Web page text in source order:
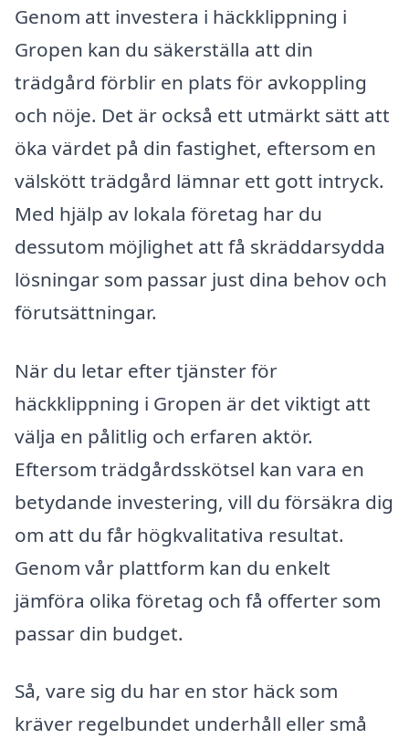
Genom att investera i häckklippning i
Gropen kan du säkerställa att din
trädgård förblir en plats för avkoppling
och nöje. Det är också ett utmärkt sätt att
öka värdet på din fastighet, eftersom en
välskött trädgård lämnar ett gott intryck.
Med hjälp av lokala företag har du
dessutom möjlighet att få skräddarsydda
lösningar som passar just dina behov och
förutsättningar.
När du letar efter tjänster för
häckklippning i Gropen är det viktigt att
välja en pålitlig och erfaren aktör.
Eftersom trädgårdsskötsel kan vara en
betydande investering, vill du försäkra dig
om att du får högkvalitativa resultat.
Genom vår plattform kan du enkelt
jämföra olika företag och få offerter som
passar din budget.
Så, vare sig du har en stor häck som
kräver regelbundet underhåll eller små